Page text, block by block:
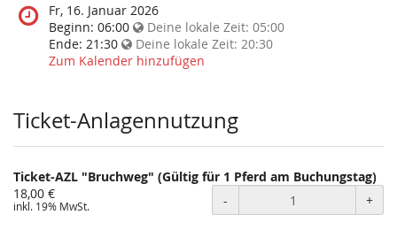
statt?
Wann
findet
diese
Veranstaltung
Fr, 16. Januar 2026
Beginn: 06:00 Deine lokale Zeit: 05:00
Ende: 21:30 Deine lokale Zeit: 20:30
Zum Kalender hinzufügen
Ticket-Anlagennutzung
Ticket-AZL "Bruchweg" (Gültig für 1 Pferd am Buchungstag)
18,00 €
inkl. 19% MwSt. - +